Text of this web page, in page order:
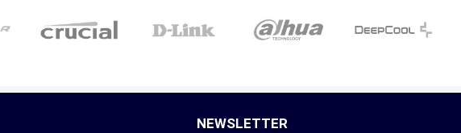
NEWSLETTER